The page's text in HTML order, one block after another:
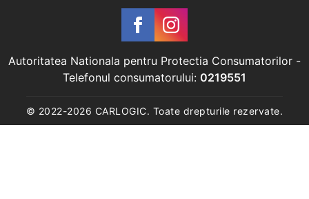
Autoritatea Nationala pentru Protectia Consumatorilor -
Telefonul consumatorului: 0219551
© 2022-2026 CARLOGIC. Toate drepturile rezervate.